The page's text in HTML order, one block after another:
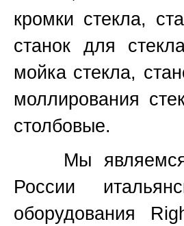
кромки стекла,
станок для
мойка стекла,
моллирования
столбовые.
Мы являемся
России
оборудования